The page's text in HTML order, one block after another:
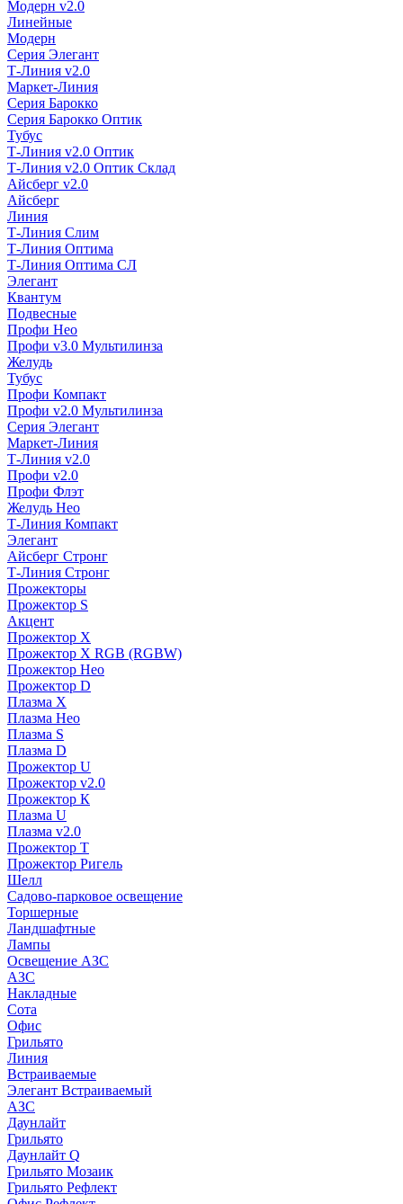
Модерн v2.0
Линейные
Модерн
Серия Элегант
Т-Линия v2.0
Маркет-Линия
Серия Барокко
Серия Барокко Оптик
Тубус
Т-Линия v2.0 Оптик
Т-Линия v2.0 Оптик Склад
Айсберг v2.0
Айсберг
Линия
Т-Линия Слим
Т-Линия Оптима
Т-Линия Оптима СЛ
Элегант
Квантум
Подвесные
Профи Нео
Профи v3.0 Мультилинза
Желудь
Тубус
Профи Компакт
Профи v2.0 Мультилинза
Серия Элегант
Маркет-Линия
Т-Линия v2.0
Профи v2.0
Профи Флэт
Желудь Нео
Т-Линия Компакт
Элегант
Айсберг Стронг
Т-Линия Стронг
Прожекторы
Прожектор S
Акцент
Прожектор X
Прожектор Х RGB (RGBW)
Прожектор Нео
Прожектор D
Плазма X
Плазма Нео
Плазма S
Плазма D
Прожектор U
Прожектор v2.0
Прожектор К
Плазма U
Плазма v2.0
Прожектор Т
Прожектор Ригель
Шелл
Садово-парковое освещение
Торшерные
Ландшафтные
Лампы
Освещение АЗС
АЗС
Накладные
Сота
Офис
Грильято
Линия
Встраиваемые
Элегант Встраиваемый
АЗС
Даунлайт
Грильято
Даунлайт Q
Грильято Мозаик
Грильято Рефлект